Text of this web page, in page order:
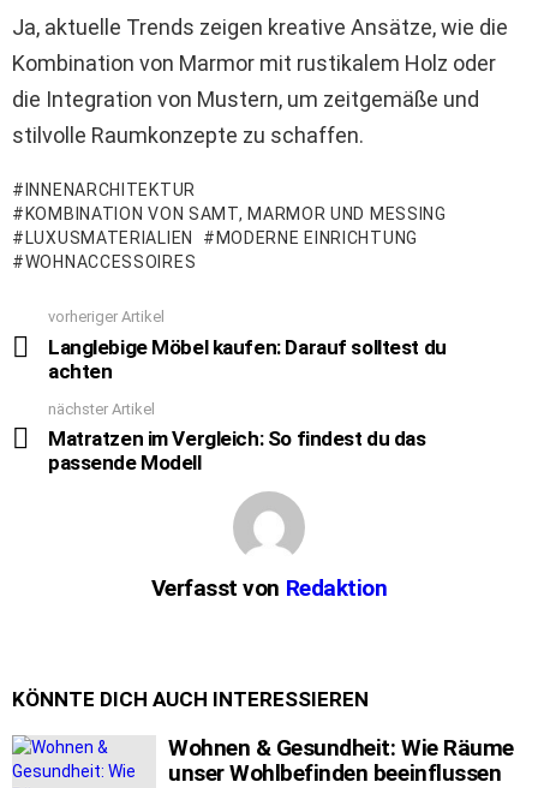
Ja, aktuelle Trends zeigen kreative Ansätze, wie die
Kombination von Marmor mit rustikalem Holz oder
die Integration von Mustern, um zeitgemäße und
stilvolle Raumkonzepte zu schaffen.
INNENARCHITEKTUR
KOMBINATION VON SAMT, MARMOR UND MESSING
LUXUSMATERIALIEN
MODERNE EINRICHTUNG
WOHNACCESSOIRES
more
vorheriger Artikel
Langlebige Möbel kaufen: Darauf solltest du
achten
nächster Artikel
Matratzen im Vergleich: So findest du das
passende Modell
Verfasst von Redaktion
KÖNNTE DICH AUCH INTERESSIEREN
Wohnen & Gesundheit: Wie Räume
unser Wohlbefinden beeinflussen